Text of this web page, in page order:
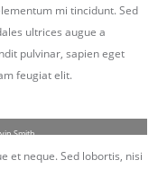
mi tincidunt. Sed
ultrices augue a
pulvinar, sapien eget
feugiat elit.
Smith
et neque. Sed lobortis, nisi